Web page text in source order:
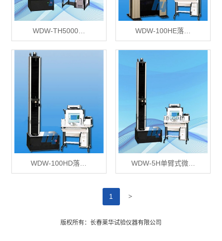
WDW-TH5000… WDW-100HE落…
WDW-100HD落… WDW-5H单臂式微…
1 >
版权所有：长春莱华试验仪器有限公司